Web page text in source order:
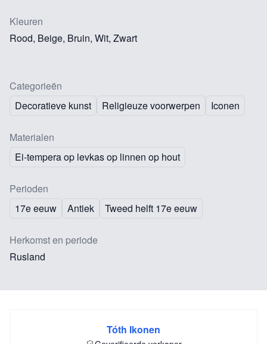
Kleuren
Rood, Beige, Bruin, Wit, Zwart
Categorieën
Decoratieve kunst
Religieuze voorwerpen Iconen
Materialen
Ei-tempera op levkas op linnen op hout
Perioden
17e eeuw
Antiek Tweed helft 17e eeuw
Herkomst en periode
Rusland
Tóth Ikonen